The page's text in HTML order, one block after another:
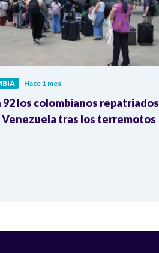
Hace 1 mes
92 los colombianos repatriados
Venezuela tras los terremotos